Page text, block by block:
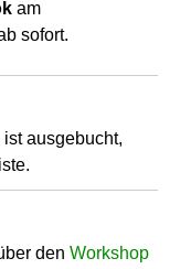
am
sofort.
ausgebucht,
den Workshop